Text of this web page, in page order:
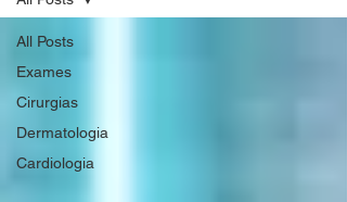
All Posts
Exames
Cirurgias
Dermatologia
Cardiologia